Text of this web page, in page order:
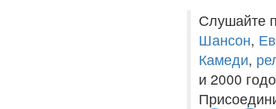
Слушайте
Шансон,
Камеди,
и 2000